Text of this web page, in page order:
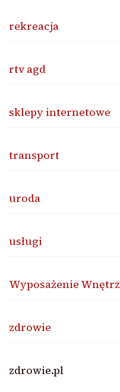
rekreacja
rtv agd
sklepy internetowe
transport
uroda
usługi
Wyposażenie Wnętrz
zdrowie
zdrowie.pl